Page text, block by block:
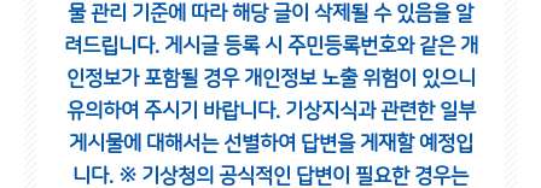
물 관리 기준에 따라 해당 글이 삭제될 수 있음을 알
려드립니다. 게시글 등록 시 주민등록번호와 같은 개
인정보가 포함될 경우 개인정보 노출 위험이 있으니
유의하여 주시기 바랍니다. 기상지식과 관련한 일부
게시물에 대해서는 선별하여 답변을 게재할 예정입
니다. ※ 기상청의 공식적인 답변이 필요한 경우는